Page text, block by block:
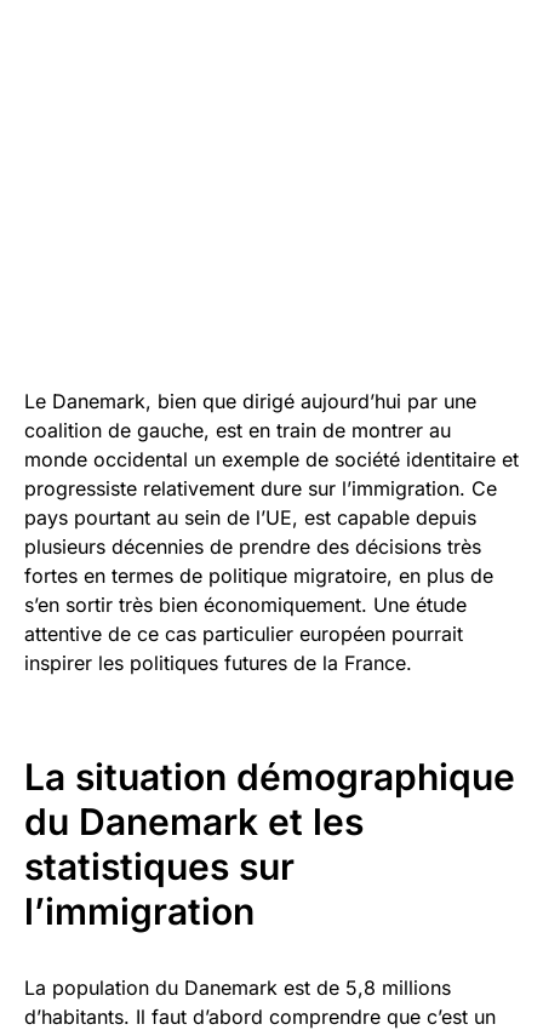
Le Danemark, bien que dirigé aujourd’hui par une
coalition de gauche, est en train de montrer au
monde occidental un exemple de société identitaire et
progressiste relativement dure sur l’immigration. Ce
pays pourtant au sein de l’UE, est capable depuis
plusieurs décennies de prendre des décisions très
fortes en termes de politique migratoire, en plus de
s’en sortir très bien économiquement. Une étude
attentive de ce cas particulier européen pourrait
inspirer les politiques futures de la France.
La situation démographique
du Danemark et les
statistiques sur
l’immigration
La population du Danemark est de 5,8 millions
d’habitants. Il faut d’abord comprendre que c’est un